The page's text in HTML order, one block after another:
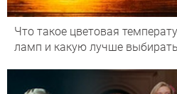
Что такое цветовая
ламп и какую лучше выбирать